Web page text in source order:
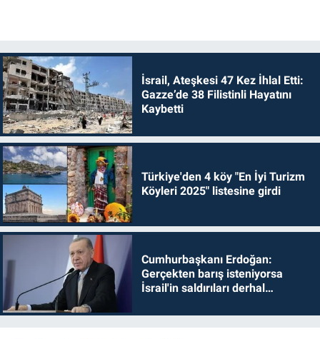
İsrail, Ateşkesi 47 Kez İhlal Etti:
Gazze’de 38 Filistinli Hayatını
Kaybetti
Türkiye'den 4 köy "En İyi Turizm
Köyleri 2025" listesine girdi
Cumhurbaşkanı Erdoğan:
Gerçekten barış isteniyorsa
İsrail'in saldırıları derhal